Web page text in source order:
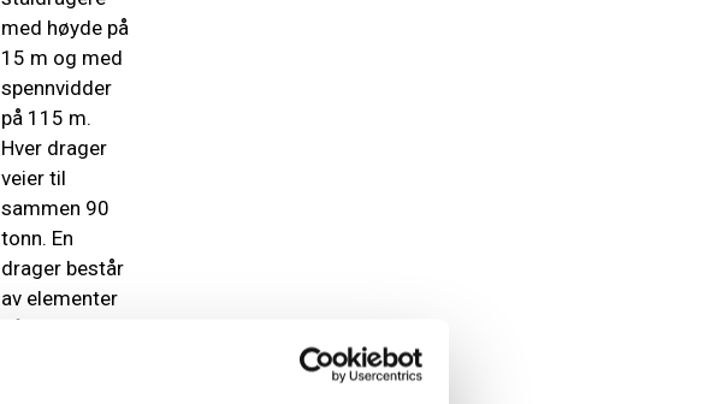
med høyde på
15 m og med
spennvidder
på 115 m.
Hver drager
veier til
sammen 90
tonn. En
drager består
av elementer